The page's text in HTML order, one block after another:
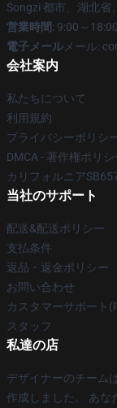
Songzi 都市、湖北省
営業時間: 9:00～
電子メール メール:
会社案内
私たちについて
利用規約
プライバシーポリシ
DMCA - 著作権ポリシ
カリフォルニア
当社のサポート
配送&配送ポリシー
支払条件
返品・返金ポリシー
お問い合わせ
カスタマーサポート
スタッフ
私達の店
デザイナーのチーム
作成しました。 あな